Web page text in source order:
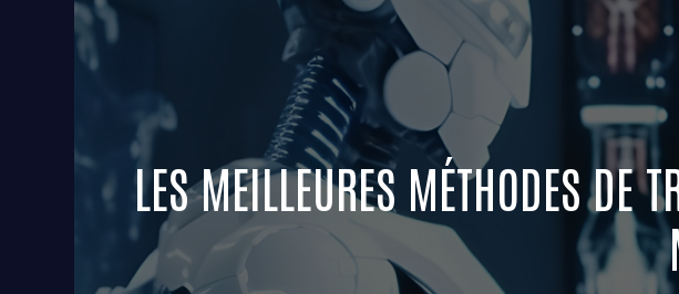
LES MEILLEURES MÉTHODES DE